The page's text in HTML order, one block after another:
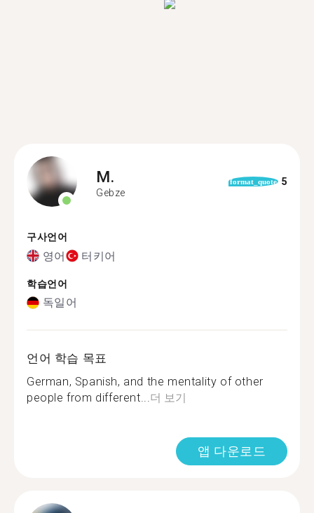
M.
Gebze
format_quote 5
구사언어
영어 터키어
학습언어
독일어
언어 학습 목표
German, Spanish, and the mentality of other
people from different...더 보기
앱 다운로드